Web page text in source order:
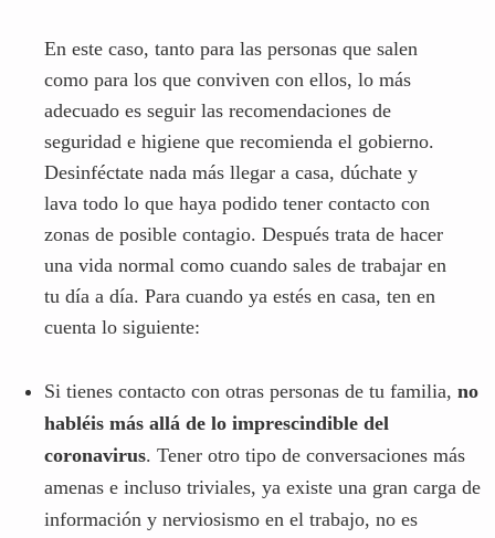
En este caso, tanto para las personas que salen
como para los que conviven con ellos, lo más
adecuado es seguir las recomendaciones de
seguridad e higiene que recomienda el gobierno.
Desinféctate nada más llegar a casa, dúchate y
lava todo lo que haya podido tener contacto con
zonas de posible contagio. Después trata de hacer
una vida normal como cuando sales de trabajar en
tu día a día. Para cuando ya estés en casa, ten en
cuenta lo siguiente:
Si tienes contacto con otras personas de tu familia, no
habléis más allá de lo imprescindible del
coronavirus. Tener otro tipo de conversaciones más
amenas e incluso triviales, ya existe una gran carga de
información y nerviosismo en el trabajo, no es